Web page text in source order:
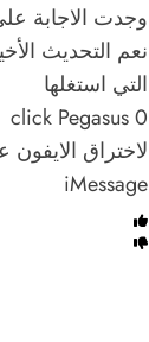
وجدت الاجابة
نعم التحديث
التي استغلها
0 click Pegasus
لاختراق
iMessage